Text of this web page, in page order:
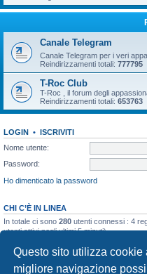
Questo sito utilizza cookie
migliore navigazione
Canale Telegram
Canale Telegram per i veri
Reindirizzamenti totali: 777795
T-Roc Club
T-Roc , il forum degli
Reindirizzamenti totali: 653763
LOGIN • ISCRIVITI
Nome utente:
Password:
Ho dimenticato la password
CHI C’È IN LINEA
In totale ci sono 280 utenti connessi : 4
utenti attivi negli ultimi 5 minuti)
STATISTICHE